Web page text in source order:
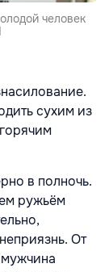
человек
сухим из
в полночь.
ружьём
От